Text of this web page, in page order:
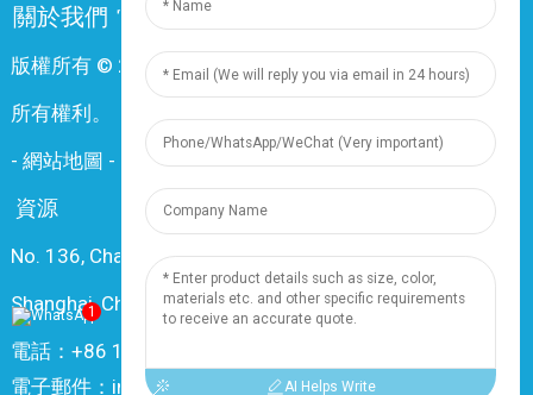
關於我們 常問問題
版權所有 © 2024 上海鼎尊電氣電纜股份有限公司。保留
所有權利。
- 網站地圖 - Resource
資源
No. 136, Changxiang Rd., Nanxiang Town, 201802,
Shanghai, China
電話：+86 18019377761
電子郵件：info@dingzuncable.com
1
AI Helps Write